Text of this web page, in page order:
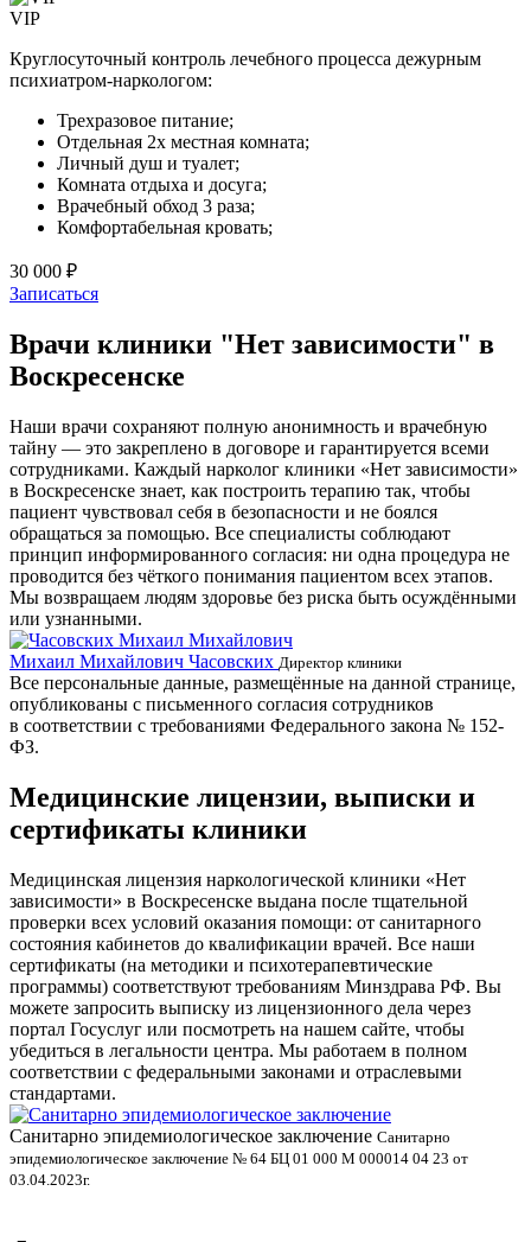
VIP
Круглосуточный контроль лечебного процесса дежурным
психиатром-наркологом:
Трехразовое питание;
Отдельная 2х местная комната;
Личный душ и туалет;
Комната отдыха и досуга;
Врачебный обход 3 раза;
Комфортабельная кровать;
30 000 ₽
Записаться
Врачи клиники "Нет зависимости" в
Воскресенске
Наши врачи сохраняют полную анонимность и врачебную
тайну — это закреплено в договоре и гарантируется всеми
сотрудниками. Каждый нарколог клиники «Нет зависимости»
в Воскресенске знает, как построить терапию так, чтобы
пациент чувствовал себя в безопасности и не боялся
обращаться за помощью. Все специалисты соблюдают
принцип информированного согласия: ни одна процедура не
проводится без чёткого понимания пациентом всех этапов.
Мы возвращаем людям здоровье без риска быть осуждёнными
или узнанными.
Михаил Михайлович Часовских Директор клиники
Все персональные данные, размещённые на данной странице,
опубликованы с письменного согласия сотрудников
в соответствии с требованиями Федерального закона № 152-
ФЗ.
Медицинские лицензии, выписки и
сертификаты клиники
Медицинская лицензия наркологической клиники «Нет
зависимости» в Воскресенске выдана после тщательной
проверки всех условий оказания помощи: от санитарного
состояния кабинетов до квалификации врачей. Все наши
сертификаты (на методики и психотерапевтические
программы) соответствуют требованиям Минздрава РФ. Вы
можете запросить выписку из лицензионного дела через
портал Госуслуг или посмотреть на нашем сайте, чтобы
убедиться в легальности центра. Мы работаем в полном
соответствии с федеральными законами и отраслевыми
стандартами.
Санитарно эпидемиологическое заключение Санитарно
эпидемиологическое заключение № 64 БЦ 01 000 М 000014 04 23 от
03.04.2023г.